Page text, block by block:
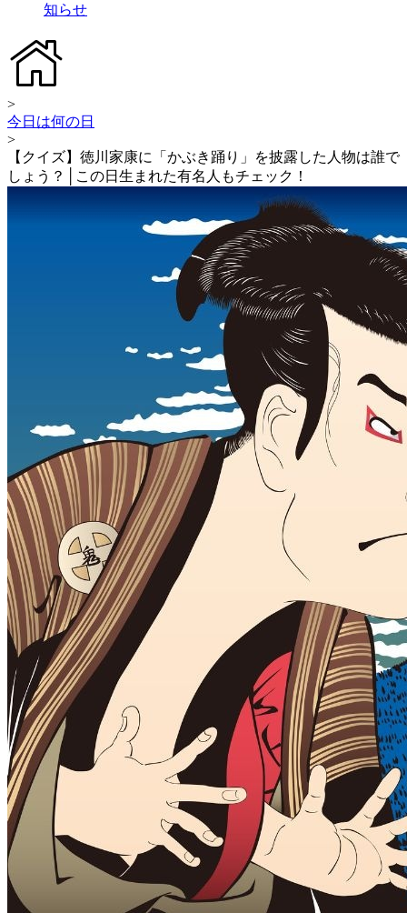
知らせ
>
今日は何の日
>
【クイズ】徳川家康に「かぶき踊り」を披露した人物は誰で
しょう？│この日生まれた有名人もチェック！